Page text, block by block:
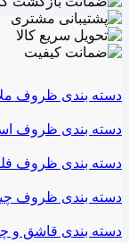
دسته بندی ظروف
دسته بندی ظروف
دسته بندی ظروف
دسته بندی ظروف
دسته بندی قاشق و